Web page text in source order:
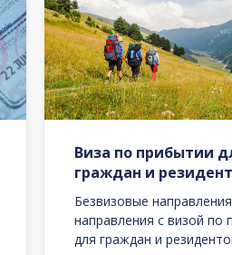
Виза по прибытии
граждан и
Безвизовые
направления с визой по
для граждан и